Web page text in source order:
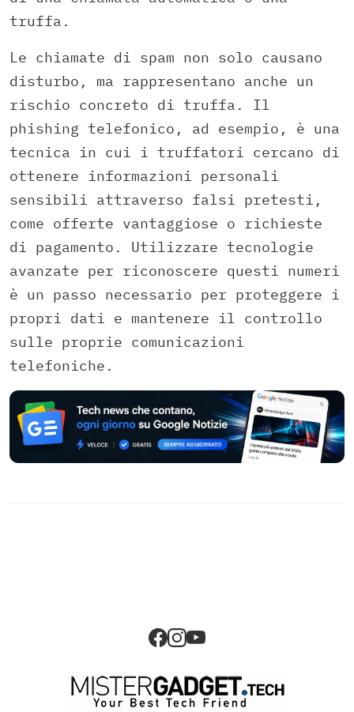
truffa.
Le chiamate di spam non solo causano
disturbo, ma rappresentano anche un
rischio concreto di truffa. Il
phishing telefonico, ad esempio, è una
tecnica in cui i truffatori cercano di
ottenere informazioni personali
sensibili attraverso falsi pretesti,
come offerte vantaggiose o richieste
di pagamento. Utilizzare tecnologie
avanzate per riconoscere questi numeri
è un passo necessario per proteggere i
propri dati e mantenere il controllo
sulle proprie comunicazioni
telefoniche.